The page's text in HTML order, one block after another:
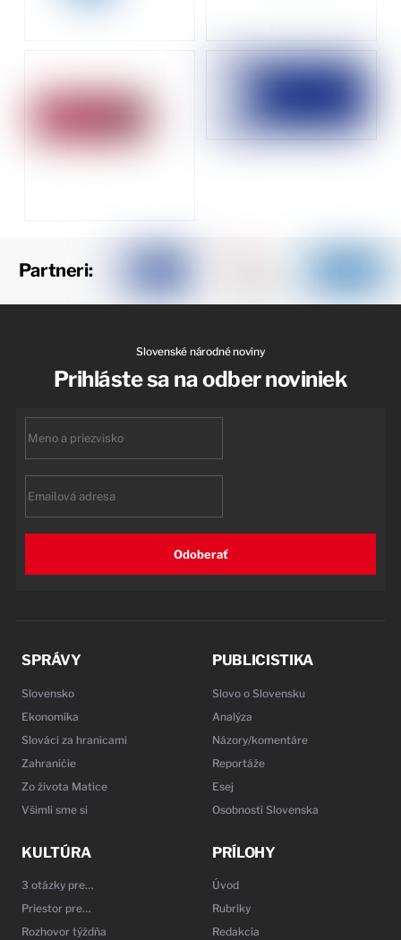
Partneri:
Slovenské národné noviny
Prihláste sa na odber noviniek
Odoberať
SPRÁVY
Slovensko
Ekonomika
Slováci za hranicami
Zahraničie
Zo života Matice
Všimli sme si
PUBLICISTIKA
Slovo o Slovensku
Analýza
Názory/komentáre
Reportáže
Esej
Osobnosti Slovenska
KULTÚRA
3 otázky pre…
Priestor pre…
Rozhovor týždňa
PRÍLOHY
Úvod
Rubriky
Redakcia